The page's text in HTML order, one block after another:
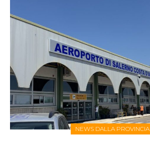
NEWS DALLA PROVINCIA